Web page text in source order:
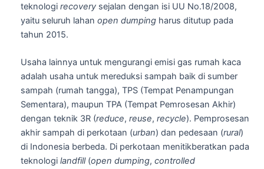
teknologi recovery sejalan dengan isi UU No.18/2008,
yaitu seluruh lahan open dumping harus ditutup pada
tahun 2015.
Usaha lainnya untuk mengurangi emisi gas rumah kaca
adalah usaha untuk mereduksi sampah baik di sumber
sampah (rumah tangga), TPS (Tempat Penampungan
Sementara), maupun TPA (Tempat Pemrosesan Akhir)
dengan teknik 3R (reduce, reuse, recycle). Pemprosesan
akhir sampah di perkotaan (urban) dan pedesaan (rural)
di Indonesia berbeda. Di perkotaan menitikberatkan pada
teknologi landfill(open dumping, controlled